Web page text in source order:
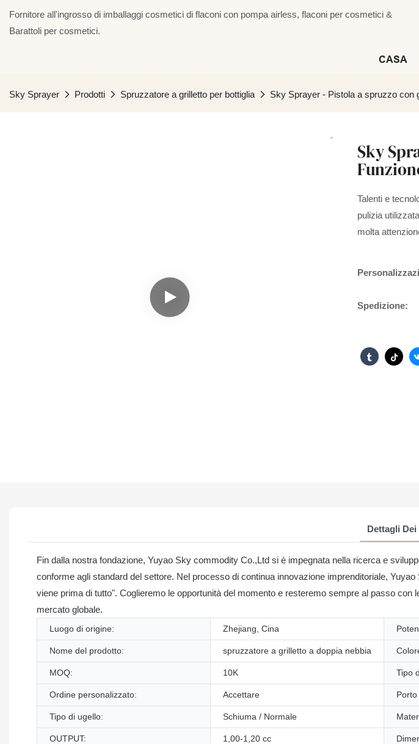
Fornitore all'ingrosso di imballaggi cosmetici di flaconi con pompa airless, flaconi per cosmetici &
Barattoli per cosmetici.
CASA
Sky Sprayer Prodotti Spruzzatore a grilletto per bottiglia Sky Sprayer - Pistola a spruzzo con
Sky
Talenti e
pulizia
molta
Spedizione:
Dettagli
Fin dalla nostra fondazione, Yuyao Sky commodity Co.,Ltd si è impegnata nella ricerca e
conforme agli standard del settore. Nel processo di continua innovazione imprenditoriale,
viene prima di tutto". Coglieremo le opportunità del momento e resteremo sempre al passo
mercato globale.
Luogo di origine: Zhejiang, Cina
Nome del prodotto: spruzzatore a grilletto a doppia nebbia
MOQ: 10K Tipo
Ordine personalizzato: Accettare
Tipo di ugello: Schiuma / Normale
OUTPUT: 1,00-1,20 cc